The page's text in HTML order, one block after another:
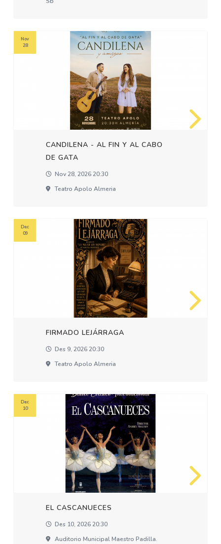
CANDILENA - AL FIN Y AL CABO
DE GATA
Nov 28, 2026 20:30
Teatro Apolo Almeria
Nov
28
FIRMADO LEJÁRRAGA
Des 9, 2026 20:30
Teatro Apolo Almeria
Dec
09
EL CASCANUECES
Des 10, 2026 20:30
Auditorio Municipal Maestro Padilla.
Dec
10